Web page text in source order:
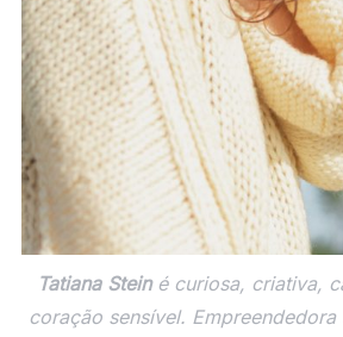
Tatiana Steiné curiosa, criativa,
coração sensível.